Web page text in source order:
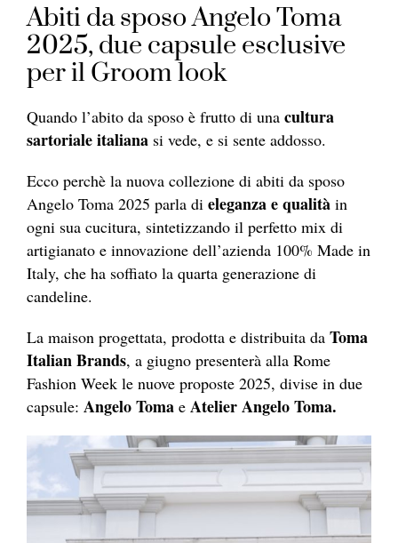
Abiti da sposo Angelo Toma
2025, due capsule esclusive
per il Groom look
Quando l’abito da sposo è frutto di una cultura
sartoriale italiana si vede, e si sente addosso.
Ecco perchè la nuova collezione di abiti da sposo
Angelo Toma 2025 parla di eleganza e qualità in
ogni sua cucitura, sintetizzando il perfetto mix di
artigianato e innovazione dell’azienda 100% Made in
Italy, che ha soffiato la quarta generazione di
candeline.
La maison progettata, prodotta e distribuita da Toma
Italian Brands, a giugno presenterà alla Rome
Fashion Week le nuove proposte 2025, divise in due
capsule: Angelo Toma e AtelierAngelo Toma.